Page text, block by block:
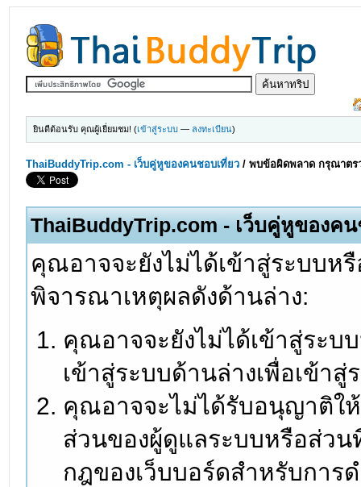
ยินดีต้อนรับ คุณผู้เยี่ยมชม! (เข้าสู่ระบบ — ลงทะเบียน)
ThaiBuddyTrip.com - เว็บคู่หูของคนชอบเที่ยว /พบข้อผิดพลาด กรุณาตร
ThaiBuddyTrip.com - เว็บคู่หูของค
คุณอาจจะยังไม่ได้เข้าสู่ระบบ
พิจารณาเหตุผลดังด้านล่าง:
คุณอาจจะยังไม่ได้เข้าสู่ระบ
เข้าสู่ระบบด้านล่างเพื่อเข้า
คุณอาจจะไม่ได้รับอนุญาติใ
ส่วนของผู้ดูแลระบบหรือส่ว
กฎของเว็บบอร์ดสำหรับการ